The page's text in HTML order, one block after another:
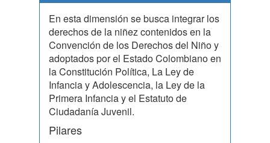
En esta dimensión se busca integrar los
derechos de la niñez contenidos en la
Convención de los Derechos del Niño y
adoptados por el Estado Colombiano en
la Constitución Política, La Ley de
Infancia y Adolescencia, la Ley de la
Primera Infancia y el Estatuto de
Ciudadanía Juvenil.
Pilares